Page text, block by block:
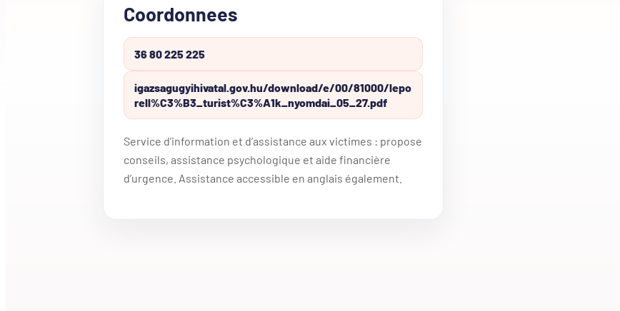
Coordonnees
36 80 225 225
igazsagugyihivatal.gov.hu/download/e/00/81000/lepo
rell%C3%B3_turist%C3%A1k_nyomdai_05_27.pdf
Service d’information et d’assistance aux victimes : propose
conseils, assistance psychologique et aide financière
d’urgence. Assistance accessible en anglais également.